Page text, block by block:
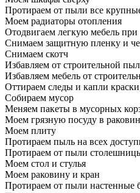
Протираем от пыли все
Моем радиаторы отопления
Отодвигаем легкую мебель при
Снимаем защитную пленку и
Снимаем скотч
Избавляем от строительной
Избавляем мебель от
Оттираем следы и капли
Собираем мусор
Меняем пакеты в мусорных
Моем грязную посуду в
Моем плиту
Протираем пыль на всех
Протираем от пыли
Моем стол и стулья
Моем раковину и кран
Протираем от пыли настенные